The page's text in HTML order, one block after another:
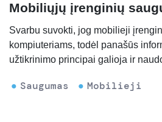
Mobiliųjų įrenginių
Svarbu suvokti, jog mobilieji
kompiuteriams, todėl panašūs
užtikrinimo principai galioja ir
Saugumas Mobilieji